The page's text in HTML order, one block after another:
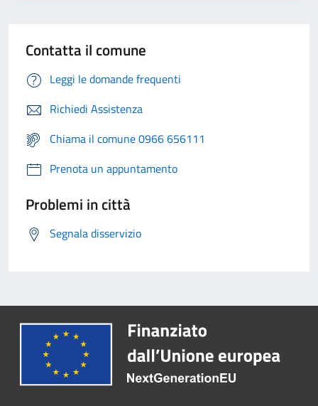
Contatta il comune
Leggi le domande frequenti
Richiedi Assistenza
Chiama il comune 0966 656111
Prenota un appuntamento
Problemi in città
Segnala disservizio